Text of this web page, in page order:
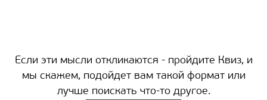
Если эти мысли откликаются - пройдите Квиз, и
мы скажем, подойдет вам такой формат или
лучше поискать что-то другое.